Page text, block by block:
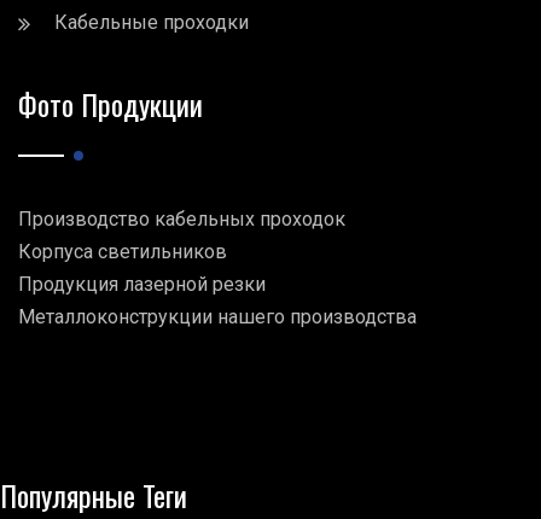
Кабельные проходки
Фото Продукции
Производство кабельных проходок
Корпуса светильников
Продукция лазерной резки
Металлоконструкции нашего производства
Популярные Теги